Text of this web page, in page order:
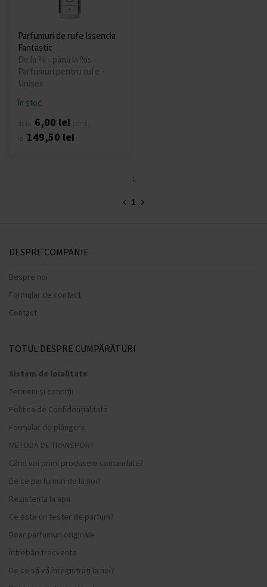
Parfumuri de rufe Issencia
Fantastic
De la % - până la %s -
Parfumuri pentru rufe -
Unisex
În stoc
6,00 lei
149,50 lei
:
1
DESPRE COMPANIE
Despre noi
Formular de contact
Contact
TOTUL DESPRE CUMPĂRĂTURI
Sistem de loialitate
Termeni și condiții
Politica de Confidențialitate
Formular de plângere
METODA DE TRANSPORT
Când voi primi produsele comandate?
De ce parfumuri de la noi?
Rezistenta la apa
Ce este un tester de parfum?
Doar parfumuri originale
Întrebări frecvente
De ce să vă înregistrați la noi?